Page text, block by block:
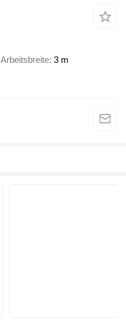
Arbeitsbreite 3 m